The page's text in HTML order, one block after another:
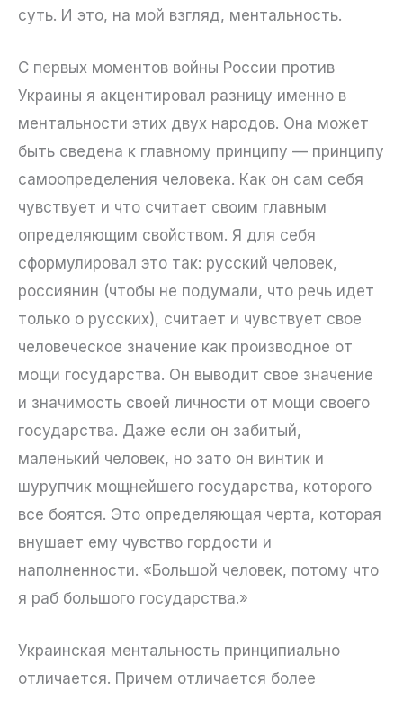
суть. И это, на мой взгляд, ментальность.
С первых моментов войны России против
Украины я акцентировал разницу именно в
ментальности этих двух народов. Она может
быть сведена к главному принципу — принципу
самоопределения человека. Как он сам себя
чувствует и что считает своим главным
определяющим свойством. Я для себя
сформулировал это так: русский человек,
россиянин (чтобы не подумали, что речь идет
только о русских), считает и чувствует свое
человеческое значение как производное от
мощи государства. Он выводит свое значение
и значимость своей личности от мощи своего
государства. Даже если он забитый,
маленький человек, но зато он винтик и
шурупчик мощнейшего государства, которого
все боятся. Это определяющая черта, которая
внушает ему чувство гордости и
наполненности. «Большой человек, потому что
я раб большого государства.»
Украинская ментальность принципиально
отличается. Причем отличается более